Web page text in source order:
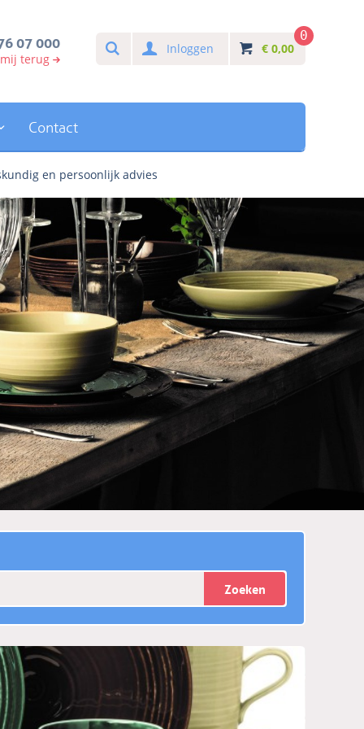
07 000
terug
SearchInloggen € 0,00
0
Contact
en persoonlijk advies
Zoeken